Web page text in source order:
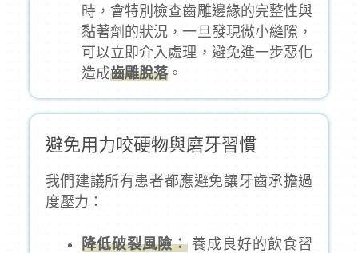
時，會特別檢查齒雕邊緣的完整性與
黏著劑的狀況，一旦發現微小縫隙，
可以立即介入處理，避免進一步惡化
造成齒雕脫落。
避免用力咬硬物與磨牙習慣
我們建議所有患者都應避免讓牙齒承擔過
度壓力：
降低破裂風險：養成良好的飲食習